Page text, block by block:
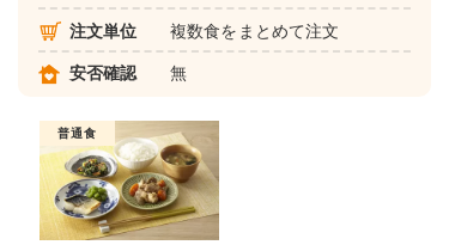
注文単位 複数食をまとめて注文
安否確認 無
普通食